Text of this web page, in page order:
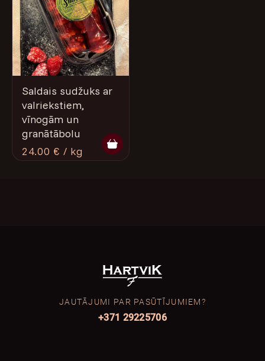
Saldais sudžuks ar
valriekstiem,
vīnogām un
granātābolu
24.00 € / kg
JAUTĀJUMI PAR PASŪTĪJUMIEM?
+371 29225706